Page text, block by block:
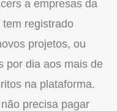
a empresas da
registrado
projetos, ou
por dia aos mais de
na plataforma.
precisa pagar